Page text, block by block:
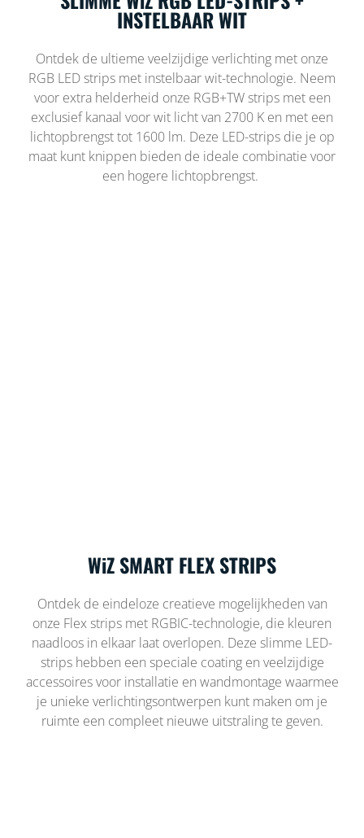
INSTELBAAR WIT
Ontdek de ultieme veelzijdige verlichting met onze
RGB LED strips met instelbaar wit-technologie. Neem
voor extra helderheid onze RGB+TW strips met een
exclusief kanaal voor wit licht van 2700 K en met een
lichtopbrengst tot 1600 lm. Deze LED-strips die je op
maat kunt knippen bieden de ideale combinatie voor
een hogere lichtopbrengst.
WiZ SMART FLEX STRIPS
Ontdek de eindeloze creatieve mogelijkheden van
onze Flex strips met RGBIC-technologie, die kleuren
naadloos in elkaar laat overlopen. Deze slimme LED-
strips hebben een speciale coating en veelzijdige
accessoires voor installatie en wandmontage waarmee
je unieke verlichtingsontwerpen kunt maken om je
ruimte een compleet nieuwe uitstraling te geven.